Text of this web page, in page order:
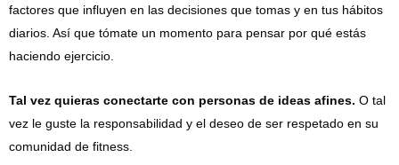
factores que influyen en las decisiones que tomas y en tus hábitos
diarios. Así que tómate un momento para pensar por qué estás
haciendo ejercicio.
Tal vez quieras conectarte con personas de ideas afines. O tal
vez le guste la responsabilidad y el deseo de ser respetado en su
comunidad de fitness.